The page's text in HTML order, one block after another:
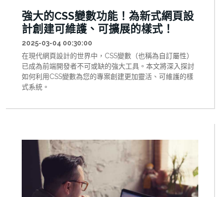
強大的CSS變數功能！為新式網頁設
計創建可維護、可擴展的樣式！
2025-03-04 00:30:00
在現代網頁設計的世界中，CSS變數（也稱為自訂屬性）
已成為前端開發者不可或缺的強大工具。本文將深入探討
如何利用CSS變數為您的專案創建更加靈活、可維護的樣
式系統。